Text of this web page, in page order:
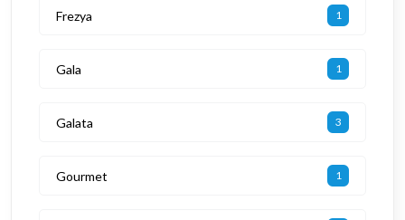
Frezya 1
Gala 1
Galata 3
Gourmet 1